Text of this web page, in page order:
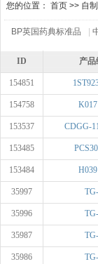
您的位置： 首页 >> 自
BP英国药典标准品
ID 产品
154851
154758
153537 CDGG-
153485
153484
35997
35996
35987
35986